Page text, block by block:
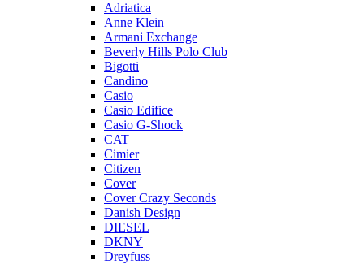
Adriatica
Anne Klein
Armani Exchange
Beverly Hills Polo Club
Bigotti
Candino
Casio
Casio Edifice
Casio G-Shock
CAT
Cimier
Citizen
Cover
Cover Crazy Seconds
Danish Design
DIESEL
DKNY
Dreyfuss